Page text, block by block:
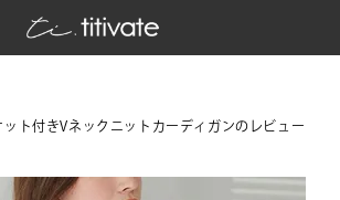
ット付きVネックニットカーディガンのレビュー